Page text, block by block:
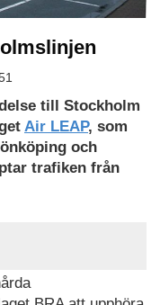
till Stockholm
Air LEAP, som
och
trafiken från